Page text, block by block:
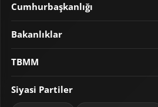
Cumhurbaşkanlığı
Bakanlıklar
TBMM
Siyasi Partiler